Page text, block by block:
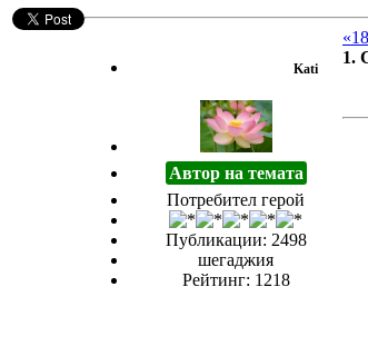
Kati
Автор на темата
Потребител герой
Публикации: 2498
шегаджия
Рейтинг: 1218
1.